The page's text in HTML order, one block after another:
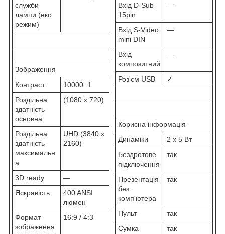
служби
лампи (еко
режим)
Зображення
Контраст
10000 :1
Роздільна
здатність
основна
(1080 x 720)
Роздільна
здатність
максимальн
а
UHD (3840 x
2160)
3D ready
—
Яскравість
400 ANSI
люмен
Формат
зображення
16:9 / 4:3
Вхід D-Sub
15pin
—
Вхід S-Video
mini DIN
—
Вхід
композитний
—
Роз'єм USB ✓
Корисна інформація
Динаміки
2 x 5 Вт
Бездротове
підключення
так
Презентація
без
комп'ютера
так
Пульт
так
Сумка
так